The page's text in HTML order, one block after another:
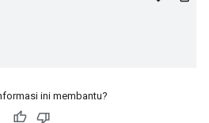
ini membantu?